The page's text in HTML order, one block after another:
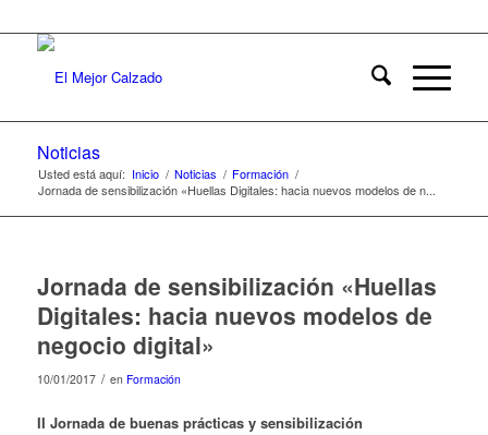
Noticias
Usted está aquí: Inicio / Noticias / Formación /
Jornada de sensibilización «Huellas Digitales: hacia nuevos modelos de n...
Jornada de sensibilización «Huellas
Digitales: hacia nuevos modelos de
negocio digital»
10/01/2017 / en Formación
II Jornada de buenas prácticas y sensibilización